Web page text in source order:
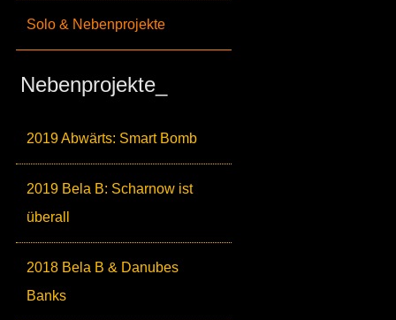
Solo & Nebenprojekte
Nebenprojekte_
2019 Abwärts: Smart Bomb
2019 Bela B: Scharnow ist
überall
2018 Bela B & Danubes
Banks